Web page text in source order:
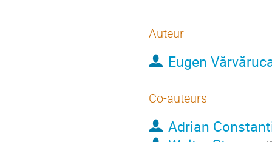
Auteur
Eugen
Co-auteurs
Adrian